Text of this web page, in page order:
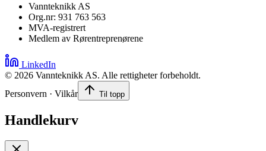
Vannteknikk AS
Org.nr: 931 763 563
MVA-registrert
Medlem av Rørentreprenørene
LinkedIn
© 2026 Vannteknikk AS. Alle rettigheter forbeholdt.
Personvern · Vilkår
Til topp
Handlekurv